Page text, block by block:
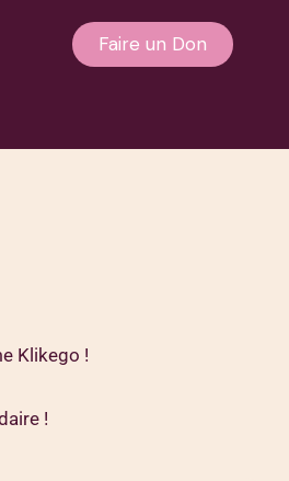
Faire un Don
Klikego !
!